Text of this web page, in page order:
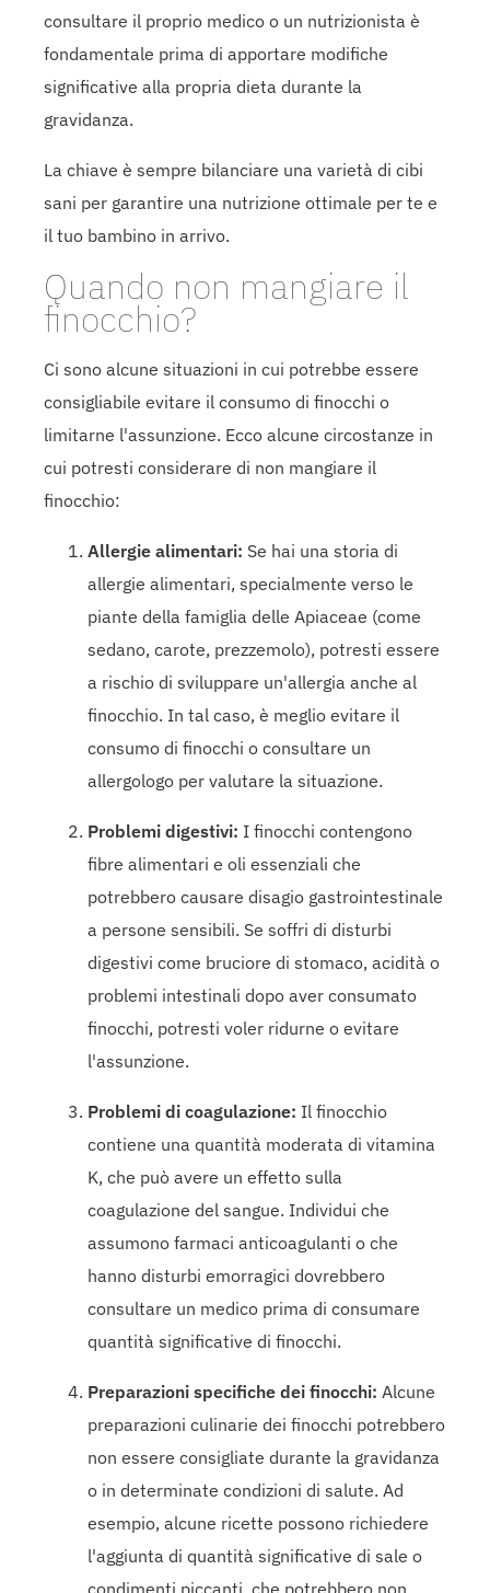
consultare il proprio medico o un nutrizionista è
fondamentale prima di apportare modifiche
significative alla propria dieta durante la
gravidanza.
La chiave è sempre bilanciare una varietà di cibi
sani per garantire una nutrizione ottimale per te e
il tuo bambino in arrivo.
Quando non mangiare il
finocchio?
Ci sono alcune situazioni in cui potrebbe essere
consigliabile evitare il consumo di finocchi o
limitarne l'assunzione. Ecco alcune circostanze in
cui potresti considerare di non mangiare il
finocchio:
Allergie alimentari: Se hai una storia di
allergie alimentari, specialmente verso le
piante della famiglia delle Apiaceae (come
sedano, carote, prezzemolo), potresti essere
a rischio di sviluppare un'allergia anche al
finocchio. In tal caso, è meglio evitare il
consumo di finocchi o consultare un
allergologo per valutare la situazione.
Problemi digestivi: I finocchi contengono
fibre alimentari e oli essenziali che
potrebbero causare disagio gastrointestinale
a persone sensibili. Se soffri di disturbi
digestivi come bruciore di stomaco, acidità o
problemi intestinali dopo aver consumato
finocchi, potresti voler ridurne o evitare
l'assunzione.
Problemi di coagulazione: Il finocchio
contiene una quantità moderata di vitamina
K, che può avere un effetto sulla
coagulazione del sangue. Individui che
assumono farmaci anticoagulanti o che
hanno disturbi emorragici dovrebbero
consultare un medico prima di consumare
quantità significative di finocchi.
Preparazioni specifiche dei finocchi: Alcune
preparazioni culinarie dei finocchi potrebbero
non essere consigliate durante la gravidanza
o in determinate condizioni di salute. Ad
esempio, alcune ricette possono richiedere
l'aggiunta di quantità significative di sale o
condimenti piccanti, che potrebbero non